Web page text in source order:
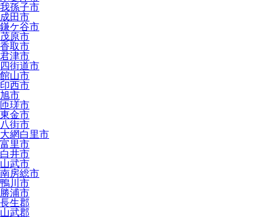
我孫子市
成田市
鎌ケ谷市
茂原市
香取市
君津市
四街道市
館山市
印西市
旭市
匝瑳市
東金市
八街市
大網白里市
富里市
白井市
山武市
南房総市
鴨川市
勝浦市
長生郡
山武郡